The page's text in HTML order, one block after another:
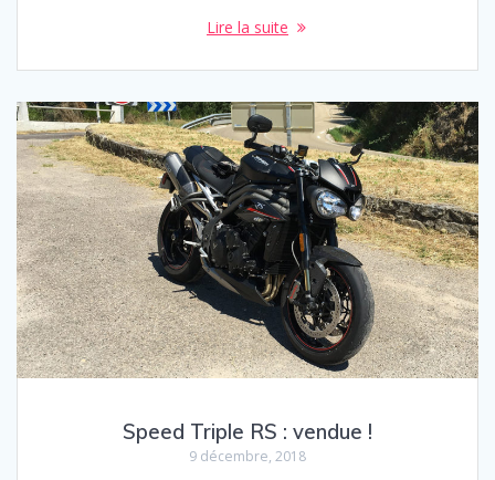
Lire la suite
Speed Triple RS : vendue !
9 décembre, 2018